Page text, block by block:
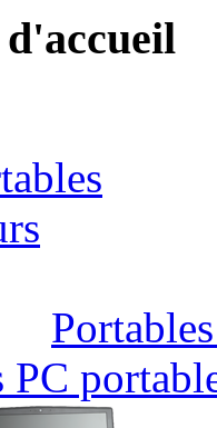
d'accueil
PC